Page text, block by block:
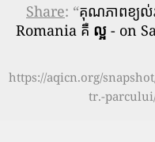
Share: “គុណភាពខ្យល់
Romania គឺ ល្អ - on
https://aqicn.org/
tr.-parcului/